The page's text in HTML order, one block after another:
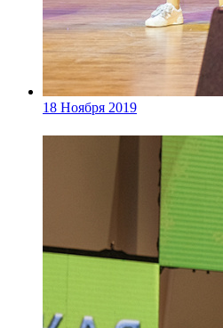
18 Ноября 2019